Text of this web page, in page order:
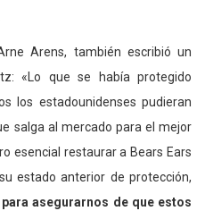
Arens, también escribió un
«Lo que se había protegido
los estadounidenses pudieran
salga al mercado para el mejor
esencial restaurar a Bears Ears
estado anterior de protección,
asegurarnos de que estos